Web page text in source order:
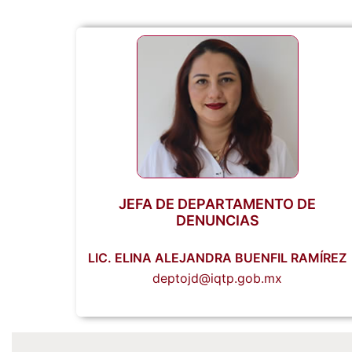
JEFA DE DEPARTAMENTO DE
DENUNCIAS
LIC. ELINA ALEJANDRA BUENFIL RAMÍREZ
deptojd@iqtp.gob.mx